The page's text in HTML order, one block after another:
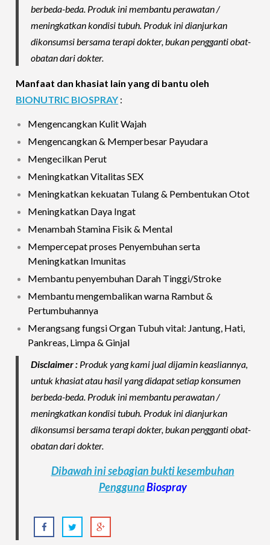
berbeda-beda. Produk ini membantu perawatan /
meningkatkan kondisi tubuh. Produk ini dianjurkan
dikonsumsi bersama terapi dokter, bukan pengganti obat-
obatan dari dokter.
Manfaat dan khasiat lain yang di bantu oleh
BIONUTRIC BIOSPRAY :
Mengencangkan Kulit Wajah
Mengencangkan & Memperbesar Payudara
Mengecilkan Perut
Meningkatkan Vitalitas SEX
Meningkatkan kekuatan Tulang & Pembentukan Otot
Meningkatkan Daya Ingat
Menambah Stamina Fisik & Mental
Mempercepat proses Penyembuhan serta
Meningkatkan Imunitas
Membantu penyembuhan Darah Tinggi/Stroke
Membantu mengembalikan warna Rambut &
Pertumbuhannya
Merangsang fungsi Organ Tubuh vital: Jantung, Hati,
Pankreas, Limpa & Ginjal
Disclaimer : Produk yang kami jual dijamin keasliannya,
untuk khasiat atau hasil yang didapat setiap konsumen
berbeda-beda. Produk ini membantu perawatan /
meningkatkan kondisi tubuh. Produk ini dianjurkan
dikonsumsi bersama terapi dokter, bukan pengganti obat-
obatan dari dokter.
Dibawah ini sebagian bukti kesembuhan
PenggunaBiospray